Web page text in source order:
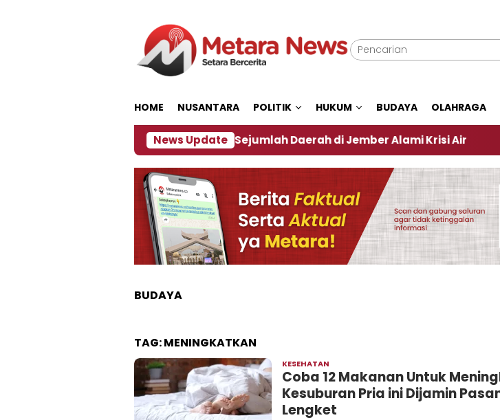
HOME NUSANTARA POLITIK HUKUM BUDAYA OLAHRAGA
News Update
Dampak El Nino, Sejumlah Daerah di Jember Alami Krisi Air Harga
BUDAYA
TAG:MENINGKATKAN
KESEHATAN
Metara
Coba 12 Makanan Untuk
Kesuburan Pria ini Dijamin
Lengket